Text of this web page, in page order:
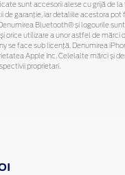
sunt accesorii alese cu grijă de la
de garanție, iar detaliile acestora pot
Bluetooth® și logourile
orice utilizare a unor astfel de mărci
se face sub licență. Denumirea
Apple Inc. Celelalte mărci și
proprietari.